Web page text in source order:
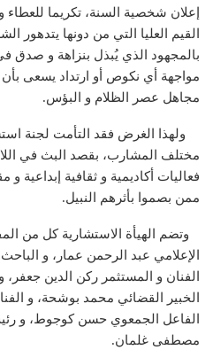
إعلان شخصية السنة، تكريما للعطاء
القيم العليا التي من دونها يتدهور
بالمجهود الذي يُبذل بنزاهة و صدق
مواجهة أي نكوص أو ارتداد يسعى بأن
مجاهل عصر الظلام و البؤس.
ولهذا الغرض فقد التأمت لجنة
مختلف المشارب، بقصد البث في
فعاليات أكاديمية و ثقافية إبداعية و
ممن بصموا بأثرهم النبيل.
وتضم الهيأة الاستشارية كل من
الإعلامي عبد الرحمن عمار، و
الفنان و المستثمر ركن الدين جعفر،
الخبير القضائي محمد بوشحة، و
الفاعل الجمعوي حسن كوجوط، و
مصطفى غلمان.